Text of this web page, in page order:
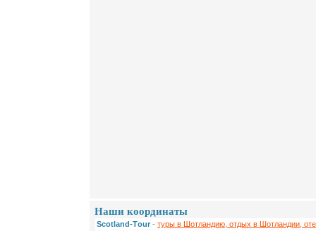
Наши координаты
Scotland-Тour - туры в Шотландию, отдых в Шотландии,